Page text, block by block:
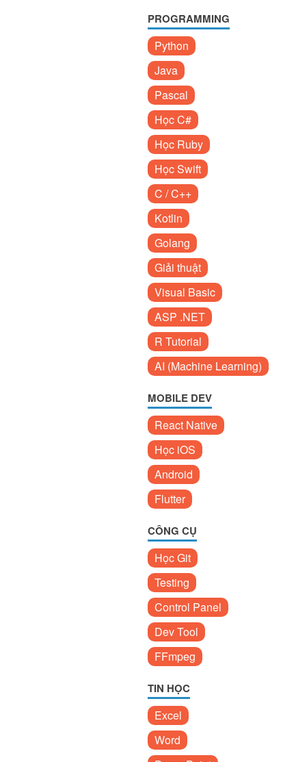
PROGRAMMING
Python
Java
Pascal
Học C#
Học Ruby
Học Swift
C / C++
Kotlin
Golang
Giải thuật
Visual Basic
ASP .NET
R Tutorial
AI (Machine Learning)
MOBILE DEV
React Native
Học iOS
Android
Flutter
CÔNG CỤ
Học Git
Testing
Control Panel
Dev Tool
FFmpeg
TIN HỌC
Excel
Word